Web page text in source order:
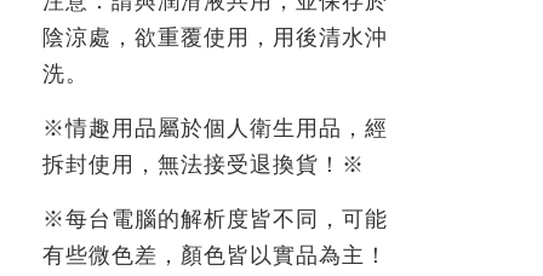
陰涼處，欲重覆使用，用後清水沖
洗。
※情趣用品屬於個人衛生用品，經
拆封使用，無法接受退換貨！※
※每台電腦的解析度皆不同，可能
有些微色差，顏色皆以實品為主！